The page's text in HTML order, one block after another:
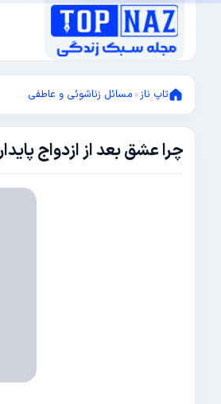
تاپ ناز» مسائل زناشوئی و عاطفی
چرا عشق بعد از ازدواج
ژانویه